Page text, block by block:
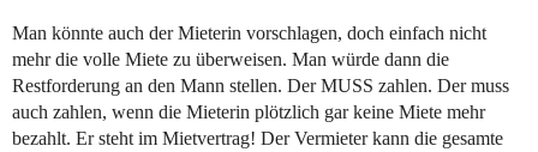
Man könnte auch der Mieterin vorschlagen, doch einfach nicht
mehr die volle Miete zu überweisen. Man würde dann die
Restforderung an den Mann stellen. Der MUSS zahlen. Der muss
auch zahlen, wenn die Mieterin plötzlich gar keine Miete mehr
bezahlt. Er steht im Mietvertrag! Der Vermieter kann die gesamte